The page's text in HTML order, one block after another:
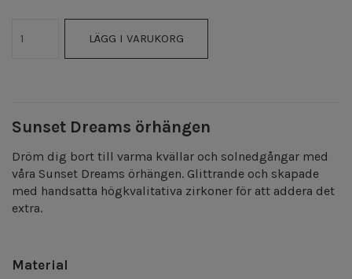
LÄGG I VARUKORG
Sunset Dreams örhängen
Dröm dig bort till varma kvällar och solnedgångar med
våra Sunset Dreams örhängen. Glittrande och skapade
med handsatta högkvalitativa zirkoner för att addera det
extra.
Material